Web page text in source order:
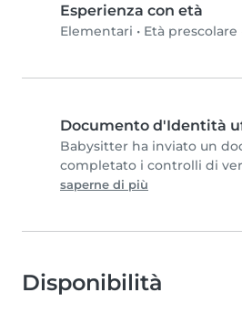
Esperienza con età
Elementari • Età prescolare
Documento d'Identità
Babysitter ha inviato un
completato i controlli di
saperne di più
Disponibilità